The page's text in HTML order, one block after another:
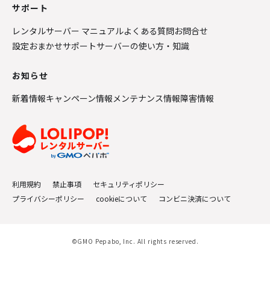
サポート
レンタルサーバー マニュアルよくある質問お問合せ
設定おまかせサポートサーバーの使い方・知識
お知らせ
新着情報キャンペーン情報メンテナンス情報障害情報
利用規約 禁止事項
セキュリティポリシー
プライバシーポリシー
cookieについて コンビニ決済について
©GMO Pepabo, Inc. All rights reserved.